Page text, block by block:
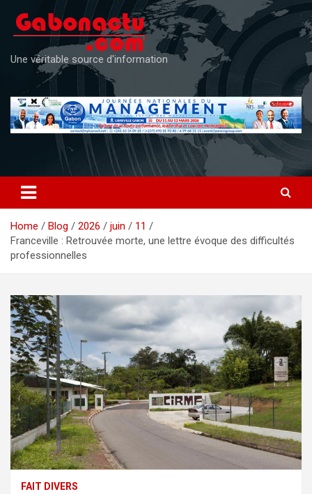
content
Une véritable source d'information
Home Blog 2026 juin
11
Franceville : Retrouvée morte, une lettre évoque des difficultés
professionnelles
FAIT DIVERS